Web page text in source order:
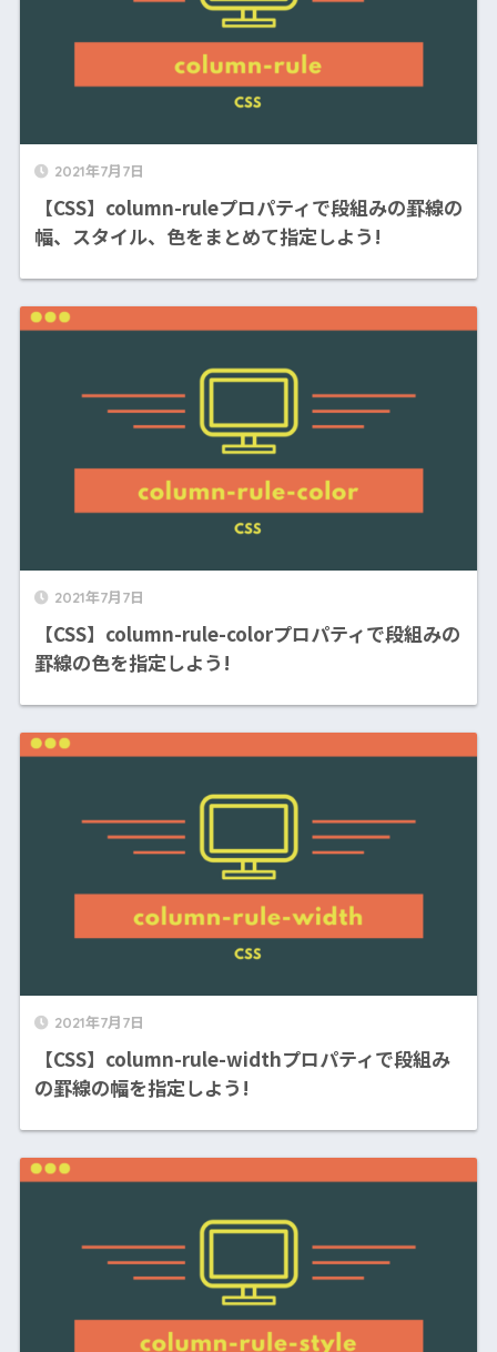
2021年7月7日
【CSS】column-ruleプロパティで段組みの罫線の
幅、スタイル、色をまとめて指定しよう!
2021年7月7日
【CSS】column-rule-colorプロパティで段組みの
罫線の色を指定しよう!
2021年7月7日
【CSS】column-rule-widthプロパティで段組み
の罫線の幅を指定しよう!